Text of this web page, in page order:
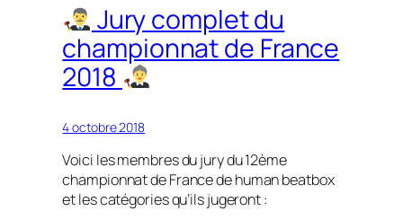
Jury complet du
championnat de France
2018
4 octobre 2018
Voici les membres du jury du 12ème
championnat de France de human beatbox
et les catégories qu’ils jugeront :